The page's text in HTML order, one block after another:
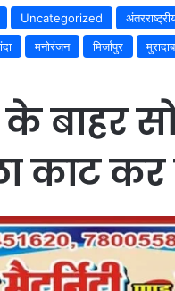
Uncategorized
मनोरंजन मिर्जापुर
बाहर सो
काट कर